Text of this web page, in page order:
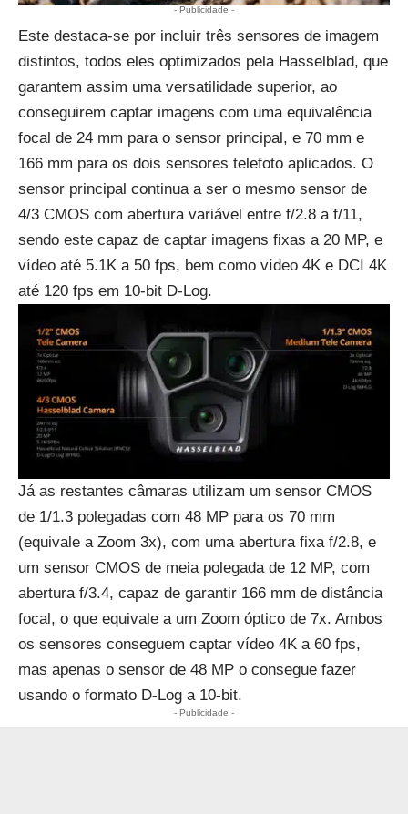
- Publicidade -
Este destaca-se por incluir três sensores de imagem
distintos, todos eles optimizados pela Hasselblad, que
garantem assim uma versatilidade superior, ao
conseguirem captar imagens com uma equivalência
focal de 24 mm para o sensor principal, e 70 mm e
166 mm para os dois sensores telefoto aplicados. O
sensor principal continua a ser o mesmo sensor de
4/3 CMOS com abertura variável entre f/2.8 a f/11,
sendo este capaz de captar imagens fixas a 20 MP, e
vídeo até 5.1K a 50 fps, bem como vídeo 4K e DCI 4K
até 120 fps em 10-bit D-Log.
Já as restantes câmaras utilizam um sensor CMOS
de 1/1.3 polegadas com 48 MP para os 70 mm
(equivale a Zoom 3x), com uma abertura fixa f/2.8, e
um sensor CMOS de meia polegada de 12 MP, com
abertura f/3.4, capaz de garantir 166 mm de distância
focal, o que equivale a um Zoom óptico de 7x. Ambos
os sensores conseguem captar vídeo 4K a 60 fps,
mas apenas o sensor de 48 MP o consegue fazer
usando o formato D-Log a 10-bit.
- Publicidade -